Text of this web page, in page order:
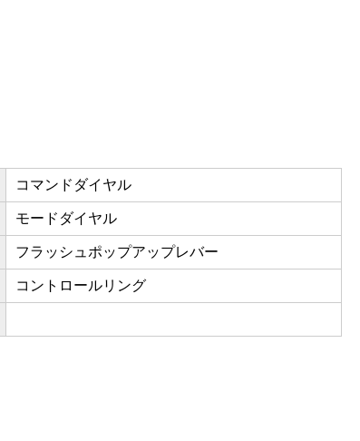
コマンドダイヤル
モードダイヤル
フラッシュポップアップレバー
コントロールリング